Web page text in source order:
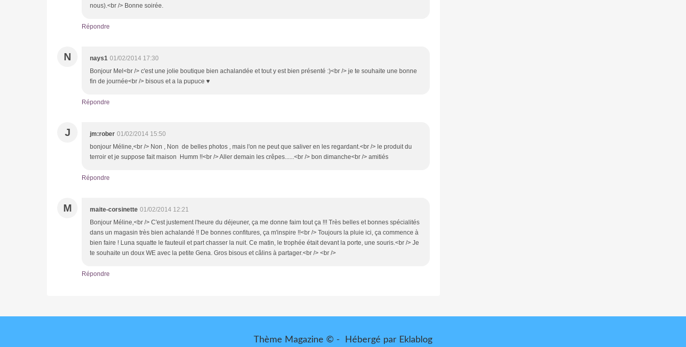
nous).<br /> Bonne soirée.
Répondre
N nays1 01/02/2014 17:30
Bonjour Mel<br /> c'est une jolie boutique bien achalandée et tout y est bien présenté :)<br /> je te souhaite une bonne
fin de journée<br /> bisous et a la pupuce ♥
Répondre
J jm:rober 01/02/2014 15:50
bonjour Méline,<br /> Non , Non de belles photos , mais l'on ne peut que saliver en les regardant.<br /> le produit du
terroir et je suppose fait maison Humm !!<br /> Aller demain les crêpes......<br /> bon dimanche<br /> amitiés
Répondre
M maite-corsinette 01/02/2014 12:21
Bonjour Méline,<br /> C'est justement l'heure du déjeuner, ça me donne faim tout ça !!! Très belles et bonnes spécialités
dans un magasin très bien achalandé !! De bonnes confitures, ça m'inspire !!<br /> Toujours la pluie ici, ça commence à
bien faire ! Luna squatte le fauteuil et part chasser la nuit. Ce matin, le trophée était devant la porte, une souris.<br /> Je
te souhaite un doux WE avec la petite Gena. Gros bisous et câlins à partager.<br /> <br />
Répondre
Thème Magazine © - Hébergé par Eklablog